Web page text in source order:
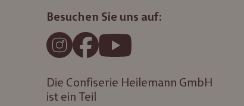
Besuchen Sie uns auf:
Die Confiserie Heilemann GmbH
ist ein Teil